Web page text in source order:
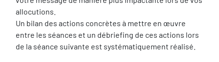
allocutions.
Un bilan des actions concrètes à mettre en œuvre
entre les séances et un débriefing de ces actions lors
de la séance suivante est systématiquement réalisé.